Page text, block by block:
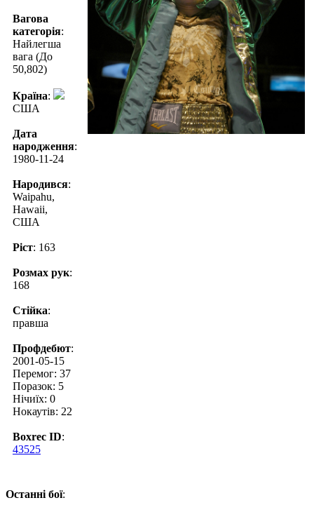
Вагова
категорія:
Найлегша
вага (До
50,802)
Країна:
США
Дата
народження:
1980-11-24
Народився:
Waipahu,
Hawaii,
США
Ріст: 163
Розмах рук:
168
Стійка:
правша
Профдебют:
2001-05-15
Перемог: 37
Поразок: 5
Нічиїх: 0
Нокаутів: 22
Boxrec ID:
43525
Останні бої: